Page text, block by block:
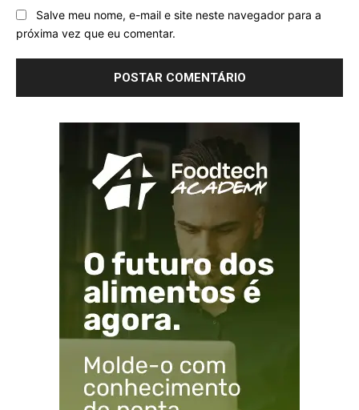
Salve meu nome, e-mail e site neste navegador para a
próxima vez que eu comentar.